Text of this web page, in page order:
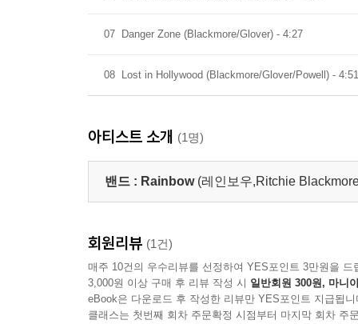
07 Danger Zone (Blackmore/Glover) - 4:27
08 Lost in Hollywood (Blackmore/Glover/Powell) - 4:51
아티스트 소개 (1명)
밴드 : Rainbow (레인보우,Ritchie
회원리뷰 (1건)
매주 10건의 우수리뷰를 선정하여 YES포인트 3만원을 드
3,000원 이상 구매 후 리뷰 작성 시 일반회원 300원, 마니
eBook은 다운로드 후 작성한 리뷰만 YES포인트 지급됩니
클래스는 첫번째 회차 주문확정 시점부터 마지막 회차 주